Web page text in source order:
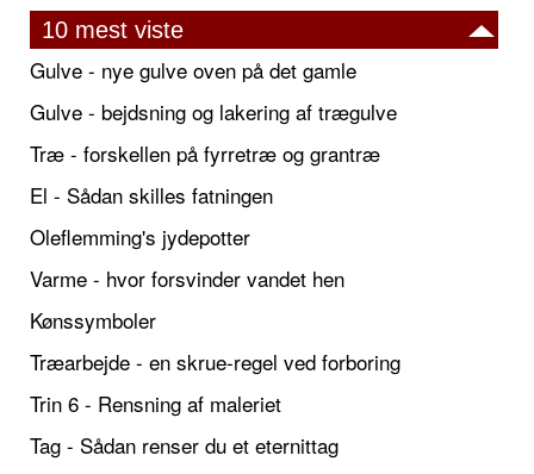
10 mest viste
Gulve - nye gulve oven på det gamle
Gulve - bejdsning og lakering af trægulve
Træ - forskellen på fyrretræ og grantræ
El - Sådan skilles fatningen
Oleflemming's jydepotter
Varme - hvor forsvinder vandet hen
Kønssymboler
Træarbejde - en skrue-regel ved forboring
Trin 6 - Rensning af maleriet
Tag - Sådan renser du et eternittag